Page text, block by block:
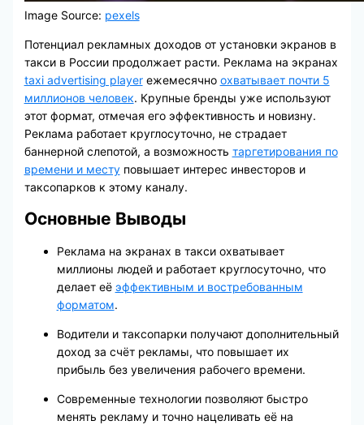
Image Source: pexels
Потенциал рекламных доходов от установки экранов в
такси в России продолжает расти. Реклама на экранах
taxi advertising playerежемесячно охватывает почти 5
миллионов человек. Крупные бренды уже используют
этот формат, отмечая его эффективность и новизну.
Реклама работает круглосуточно, не страдает
баннерной слепотой, а возможность таргетирования по
времени и меступовышает интерес инвесторов и
таксопарков к этому каналу.
Основные Выводы
Реклама на экранах в такси охватывает
миллионы людей и работает круглосуточно, что
делает её эффективным и востребованным
форматом.
Водители и таксопарки получают дополнительный
доход за счёт рекламы, что повышает их
прибыль без увеличения рабочего времени.
Современные технологии позволяют быстро
менять рекламу и точно нацеливать её на